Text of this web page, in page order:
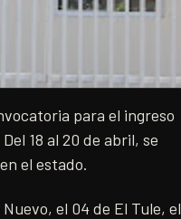
para el ingreso
18 al 20 de abril, se
el estado.
el 04 de El Tule, el